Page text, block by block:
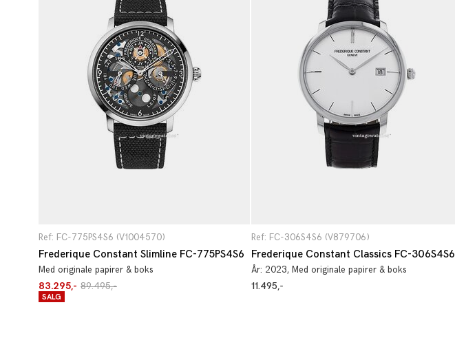
Ref: FC-775PS4S6 (V1004570)
Frederique Constant Slimline FC-775PS4S6
Med originale papirer & boks
83.295,- 89.495,-
SALG
Ref: FC-306S4S6 (V879706)
Frederique Constant Classics FC-306S4S6
År: 2023, Med originale papirer & boks
11.495,-